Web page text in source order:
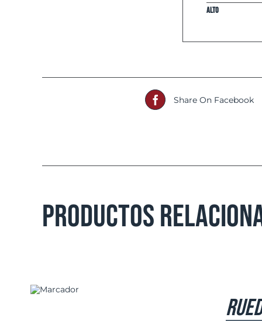
Alto
Share On Facebook
Productos